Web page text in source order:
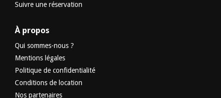
Suivre une réservation
À propos
Qui sommes-nous ?
Mentions légales
Politique de confidentialité
Conditions de location
Nos partenaires